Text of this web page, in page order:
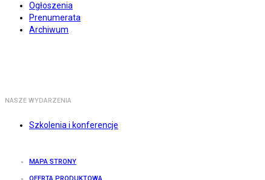
Ogłoszenia
Prenumerata
Archiwum
NASZE WYDARZENIA
Szkolenia i konferencje
MAPA STRONY